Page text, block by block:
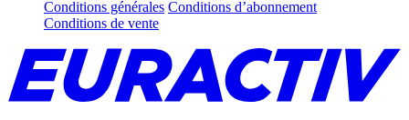
Conditions générales Conditions d’abonnement
Conditions de vente